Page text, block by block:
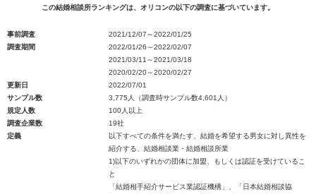
この結婚相談所ランキングは、オリコンの以下の調査に基づいています。
事前調査
2021/12/07～2022/01/25
調査期間
2022/01/26～2022/02/07
2021/03/11～2021/03/18
2020/02/20～2020/02/27
更新日
2022/07/01
サンプル数
3,775人（調査時サンプル数4,601人）
規定人数
100人以上
調査企業数
19社
定義
以下すべての条件を満たす、結婚を希望する男女に対し異性を
紹介する、結婚相談業・結婚相談所業
1)以下のいずれかの団体に加盟、もしくは認証を受けているこ
と
「結婚相手紹介サービス業認証機構」、「日本結婚相談協